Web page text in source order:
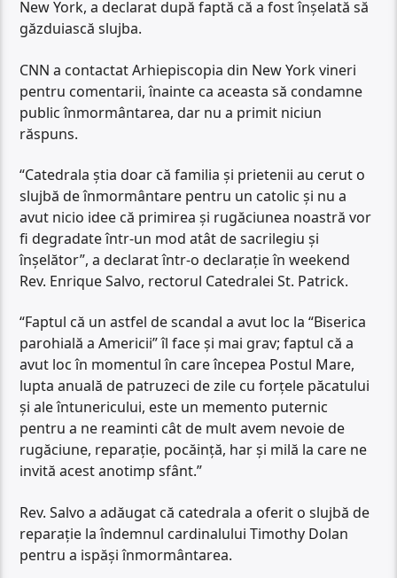
New York, a declarat după faptă că a fost înșelată să
găzduiască slujba.
CNN a contactat Arhiepiscopia din New York vineri
pentru comentarii, înainte ca aceasta să condamne
public înmormântarea, dar nu a primit niciun
răspuns.
“Catedrala știa doar că familia și prietenii au cerut o
slujbă de înmormântare pentru un catolic și nu a
avut nicio idee că primirea și rugăciunea noastră vor
fi degradate într-un mod atât de sacrilegiu și
înșelător”, a declarat într-o declarație în weekend
Rev. Enrique Salvo, rectorul Catedralei St. Patrick.
“Faptul că un astfel de scandal a avut loc la “Biserica
parohială a Americii” îl face și mai grav; faptul că a
avut loc în momentul în care începea Postul Mare,
lupta anuală de patruzeci de zile cu forțele păcatului
și ale întunericului, este un memento puternic
pentru a ne reaminti cât de mult avem nevoie de
rugăciune, reparație, pocăință, har și milă la care ne
invită acest anotimp sfânt.”
Rev. Salvo a adăugat că catedrala a oferit o slujbă de
reparație la îndemnul cardinalului Timothy Dolan
pentru a ispăși înmormântarea.